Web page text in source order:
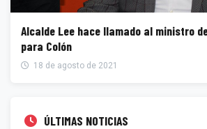
Alcalde Lee hace llamado al ministro
para Colón
18 de agosto de 2021
ÚLTIMAS NOTICIAS